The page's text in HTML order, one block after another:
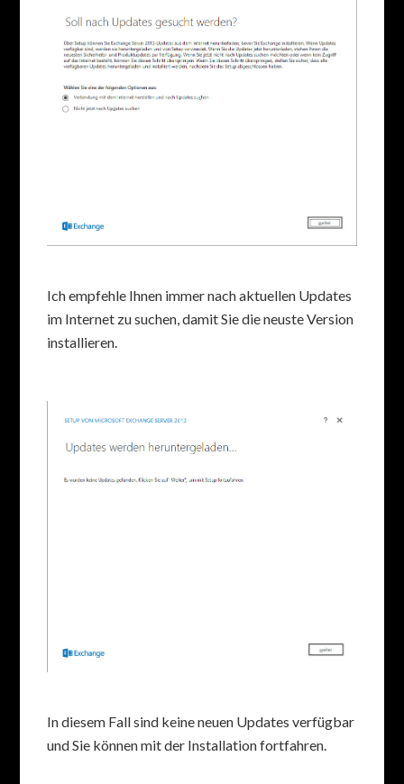
Ich empfehle Ihnen immer nach aktuellen Updates
im Internet zu suchen, damit Sie die neuste Version
installieren.
In diesem Fall sind keine neuen Updates verfügbar
und Sie können mit der Installation fortfahren.